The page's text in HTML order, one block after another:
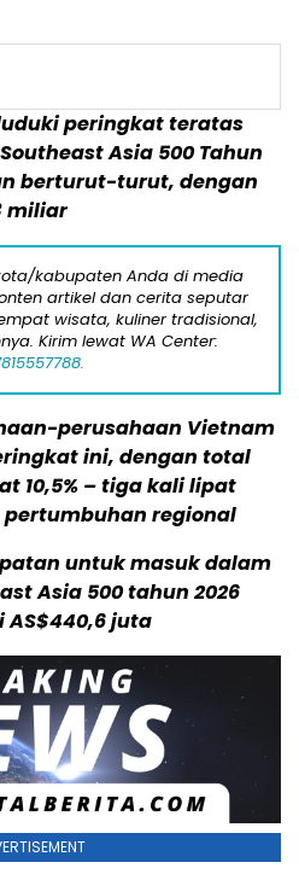
peringkat teratas
Asia 500 Tahun
berturut-turut, dengan
miliar
kabupaten Anda di media
artikel dan cerita seputar
wisata, kuliner tradisional,
Kirim lewat WA Center:
perusahaan Vietnam
ini, dengan total
10,5% – tiga kali lipat
regional
untuk masuk dalam
Asia 500 tahun 2026
AS$440,6 juta